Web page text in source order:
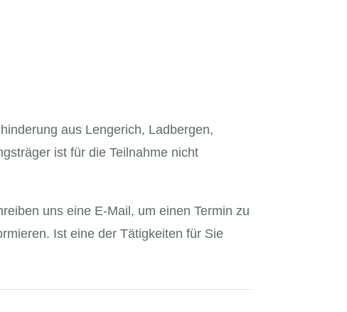
aus Lengerich, Ladbergen,
ist für die Teilnahme nicht
uns eine E-Mail, um einen Termin zu
Ist eine der Tätigkeiten für Sie